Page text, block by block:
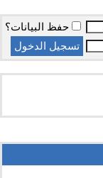
حفظ البيانات؟